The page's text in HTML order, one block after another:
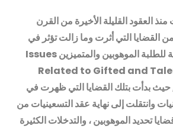
العقود القليلة الأخيرة من القرن
القضايا التي أثرت وما زالت تؤثر في
للطلبة الموهوبين والمتميزينIssues
Related to Gifted and
حيث بدأت بتلك القضايا التي ظهرت في
وانتقلت إلى نهاية عقد التسعينيات من
تحديد الموهوبين ، والتدخلات الكثيرة